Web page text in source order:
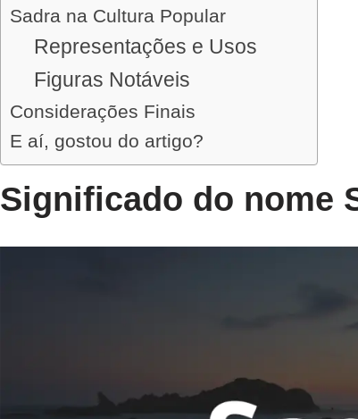
Sadra na Cultura Popular
Representações e Usos
Figuras Notáveis
Considerações Finais
E aí, gostou do artigo?
Significado do nome